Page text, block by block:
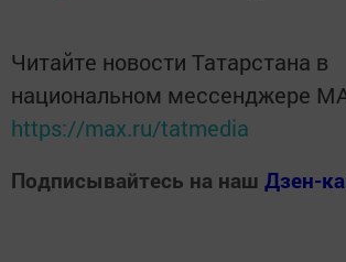
Читайте новости Татарстана в
национальном мессенджере
https://max.ru/tatmedia
Подписывайтесь на наш Дзен-